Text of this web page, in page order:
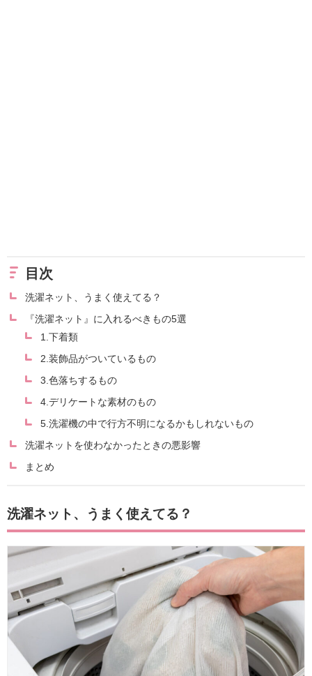
目次
洗濯ネット、うまく使えてる？
『洗濯ネット』に入れるべきもの5選
1.下着類
2.装飾品がついているもの
3.色落ちするもの
4.デリケートな素材のもの
5.洗濯機の中で行方不明になるかもしれないもの
洗濯ネットを使わなかったときの悪影響
まとめ
洗濯ネット、うまく使えてる？